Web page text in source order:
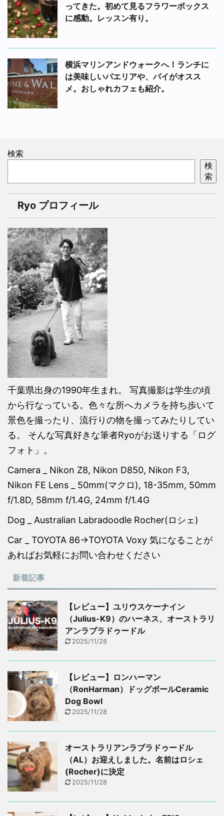
ってきた。初めて見るフラワーボックス
に感動。レッスン有り。
横浜マリンアンドウォークへ！ランチに
は美味しいパエリアや、パイがオスス
メ。おしゃれカフェも紹介。
検索
検
索
Ryo プロフィール
千葉県出身の1990年生まれ。 写真撮影は学生の頃
から行なっている。色々な所へカメラを持ち歩いて
景色を撮ったり、流行りの物を撮ってみたりしてい
る。 そんな写真好きな筆者Ryoがお送りする「ログ
フォト」。
Camera _ Nikon Z8, Nikon D850, Nikon F3,
Nikon FE Lens _ 50mm(マクロ), 18-35mm, 50mm
f/1.8D, 58mm f/1.4G, 24mm f/1.4G
Dog _ Australian Labradoodle Rocher(ロシェ)
Car _ TOYOTA 86→TOYOTA Voxy 気になることが
あればお気軽にお問い合わせください
新着記事
【レビュー】ユリウスケーナイン
（Julius-K9）のハーネス、オーストラリ
アンラブラドゥードル
2025/11/28
【レビュー】ロンハーマン
（RonHarman）ドッグボールCeramic
Dog Bowl
2025/11/28
オーストラリアンラブラドゥードル
（AL）お迎えしました。名前はロシェ
(Rocher)に決定
2025/11/28